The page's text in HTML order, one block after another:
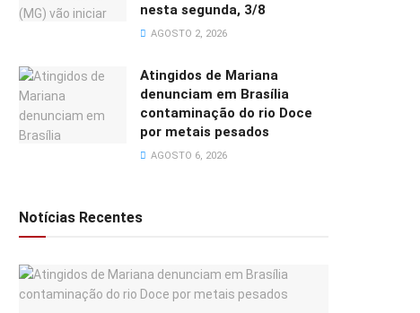
nesta segunda, 3/8
AGOSTO 2, 2026
Atingidos de Mariana
denunciam em Brasília
contaminação do rio Doce
por metais pesados
AGOSTO 6, 2026
Notícias Recentes